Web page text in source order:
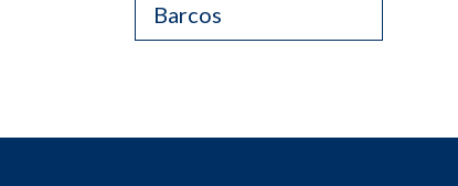
Barcos